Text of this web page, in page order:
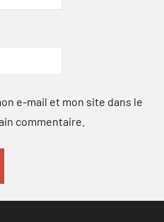
e-mail et mon site dans le
commentaire.